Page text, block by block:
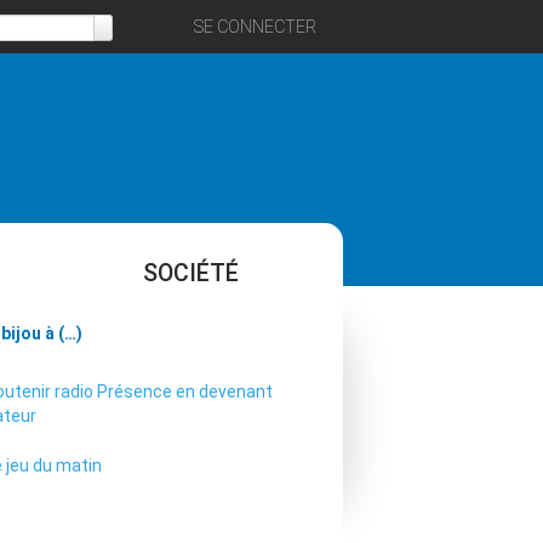
SE CONNECTER
SOCIÉTÉ
à (…)